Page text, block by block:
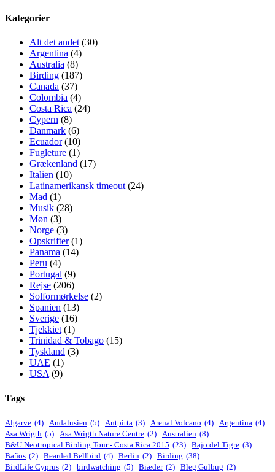
Kategorier
Alt det andet (30)
Argentina (4)
Australia (8)
Birding (187)
Canada (37)
Colombia (4)
Costa Rica (24)
Cypern (8)
Danmark (6)
Ecuador(10)
Fugleture (1)
Grækenland (17)
Italien (10)
Latinamerikansk timeout (24)
Mad (1)
Musik (28)
Møn (3)
Norge (3)
Opskrifter(1)
Panama (14)
Peru (4)
Portugal (9)
Rejse (206)
Solformørkelse (2)
Spanien (13)
Sverige (16)
Tjekkiet (1)
Trinidad & Tobago (15)
Tyskland (3)
UAE (1)
USA (9)
Tags
Algarve (4) Andalusien (5) Antpitta (3) Arenal Volcano (4) Argentina (4)
Asa Wrigth (5) Asa Wrigth Nature Centre (2) Australien (8)
B&U Neotropical Birding Tour - Costa Rica 2015 (23) Bajo del Tigre (3)
Baños (2) Bearded Bellbird (4) Berlin (2) Birding (38)
BirdLife Cyprus (2) birdwatching (5) Biæder (2) Bleg Gulbug (2)